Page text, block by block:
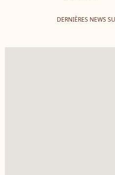
DERNIÈRES NEWS